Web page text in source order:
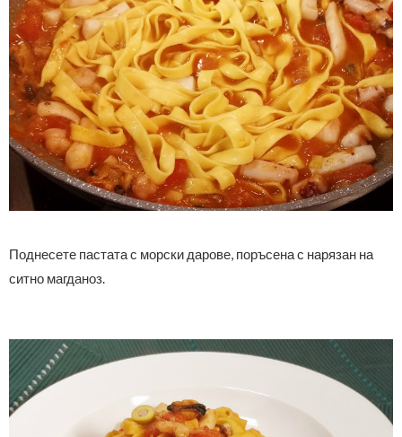
Поднесете пастата с морски дарове, поръсена с нарязан на
ситно магданоз.